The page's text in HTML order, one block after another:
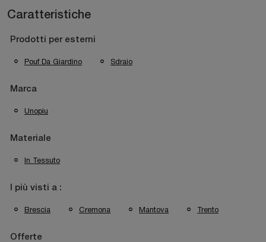
Caratteristiche
Prodotti per esterni
Pouf Da Giardino Sdraio
Marca
Unopiu
Materiale
In Tessuto
I più visti a :
Brescia Cremona Mantova Trento
Offerte